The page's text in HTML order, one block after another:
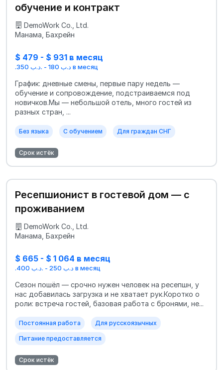
обучение и контракт
DemoWork Co., Ltd.
Манама, Бахрейн
$ 479 - $ 931 в месяц
.د.ب 180 - .د.ب 350 в месяц
График: дневные смены, первые пару недель —
обучение и сопровождение, подстраиваемся под
новичков.Мы — небольшой отель, много гостей из
разных стран, ...
Без языка С обучением Для граждан СНГ
Срок истёк
Ресепшионист в гостевой дом — с
проживанием
DemoWork Co., Ltd.
Манама, Бахрейн
$ 665 - $ 1 064 в месяц
.د.ب 250 - .د.ب 400 в месяц
Сезон пошёл — срочно нужен человек на ресепшн, у
нас добавилась загрузка и не хватает рук.Коротко о
роли: встреча гостей, базовая работа с бронями, не...
Постоянная работа Для русскоязычных
Питание предоставляется
Срок истёк